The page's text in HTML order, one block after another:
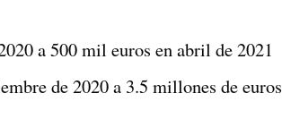
a 500 mil euros en abril de 2021
de 2020 a 3.5 millones de euros